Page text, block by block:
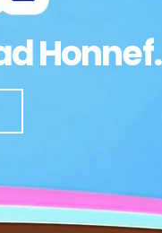
Honnef.